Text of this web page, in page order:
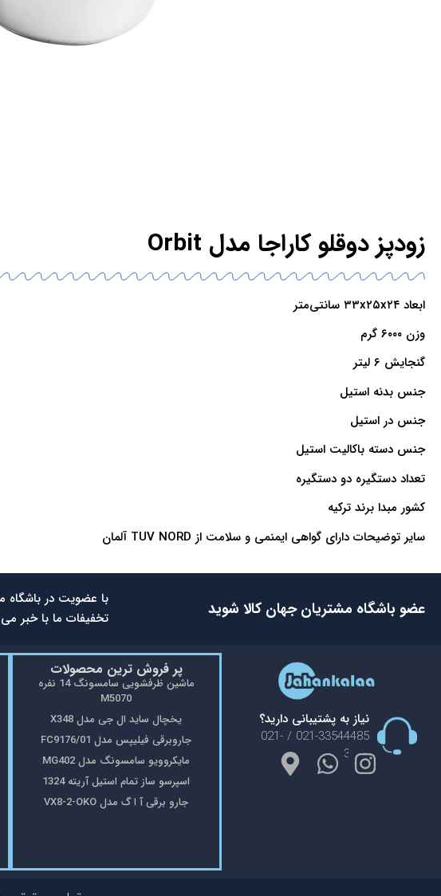
زودپز دوقلو کاراجا مدل Orbit
ابعاد ۳۳x۲۵x۲۴ سانتی‌متر
وزن ۶۰۰۰ گرم
گنجایش ۶ لیتر
جنس بدنه استیل
جنس در استیل
جنس دسته باکالیت استیل
تعداد دستگیره دو دستگیره
کشور مبدا برند ترکیه
سایر توضیحات دارای گواهی ایمنمی و سلامت از TUV NORD آلمان
عضو باشگاه مشتریان جهان کالا شوید
با عضویت در باشگاه
تخفیفات ما با خبر
نیاز به پشتیبانی دارید؟
021-33544485 / 021-
33553908
پر فروش ترین محصولات
ماشین ظرفشویی سامسونگ 14 نفره
M5070
یخچال ساید ال جی مدل X348
جاروبرقی فیلیپس مدل FC9176/01
مایکروویو سامسونگ مدل MG402
اسپرسو ساز تمام استیل آریته 1324
جارو برقی آ ا گ مدل VX8-2-OKO